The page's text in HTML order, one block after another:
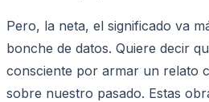
Pero, la neta, el significado va
bonche de datos. Quiere decir
consciente por armar un relato
sobre nuestro pasado. Estas